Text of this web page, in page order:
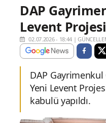
DAP
Levent Projesi
02.07.2026 - 18:44 |
DAP
Yeni Levent
kabulü yapıldı.